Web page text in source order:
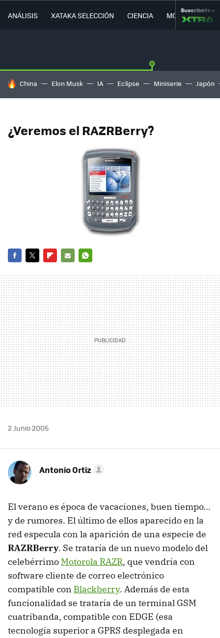
ANÁLISIS XATAKA SELECCIÓN CIENCIA MOVILIDAD
Suscríbete a
HOY SE HABLA DE
China Elon Musk IA Eclipse Miniserie Japón
¿Veremos el RAZRBerry?
MAIL
2 Junio 2005
Antonio Ortiz
El verano es época de vacaciones, buen tiempo...
y de rumores. El último de ellos aparecido en la
red especula con la aparición de una especie de
RAZRBerry. Se trataría de un nuevo modelo del
celebérrimo Motorola RAZR, que vendría con
software cliente de correo electrónico
compatible con Blackberry. Además de esta
funcionalidad se trataría de un terminal GSM
cuatribanda, compatible con EDGE (esa
tecnología superior a GPRS desplegada en